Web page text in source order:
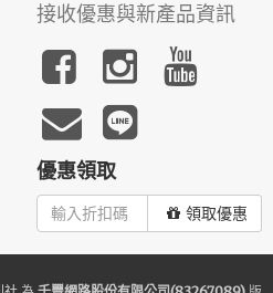
接收優惠與新產品資訊
優惠領取
領取優惠